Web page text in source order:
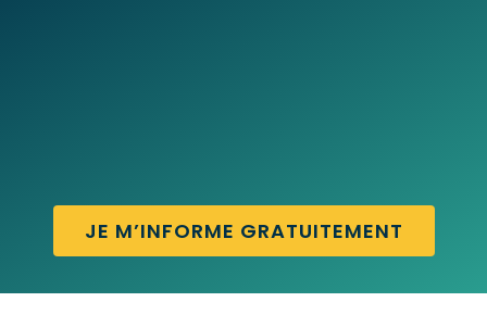
JE M’INFORME GRATUITEMENT